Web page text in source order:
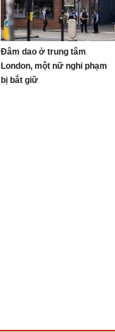
Đâm dao ở trung tâm
London, một nữ nghi phạm
bị bắt giữ